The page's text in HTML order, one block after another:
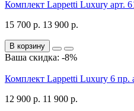
Комплект Lappetti Luxury арт.
15 700 р. 13 900 р.
В корзину
Ваша скидка: -8%
Комплект Lappetti Luxury 6 пр.
12 900 р. 11 900 р.